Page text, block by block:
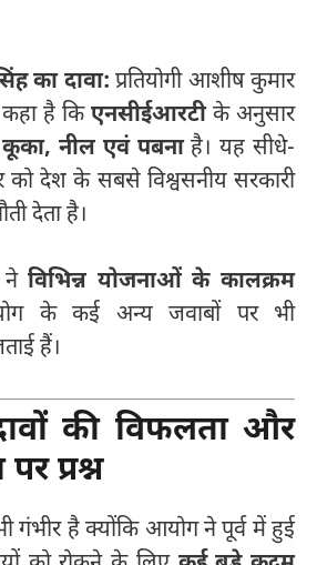
का दावा: प्रतियोगी आशीष कुमार
है किएनसीईआरटीके अनुसार
कूका, नील एवं पबनाहै। यह सीधे-
देश के सबसे विश्वसनीय सरकारी
देता है।
नेविभिन्न योजनाओं के कालक्रम
के कई अन्य जवाबों पर भी
हैं।
की विफलता और
प्रश्न
गंभीर है क्योंकि आयोग ने पूर्व में हुई